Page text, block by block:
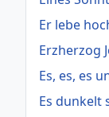
Er lebe
Erzherzog
Es, es, es
Es dunkelt